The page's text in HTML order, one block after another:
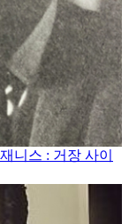
니스 : 거장 사이